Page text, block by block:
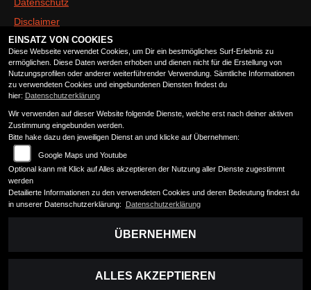
Disclaimer
Barrierefreiheit
ÖFFNUNGSZEITEN
Montag:
geschlossen
Dienstag:
09:00 - 13:00 und 14:00 - 18:00
Mittwoch:
Donnerstag:
09:00 - 13:00 und 14:00 - 18:00
Freitag:
Samstag:
09:00 - 13:00
Sonntag:
EINSATZ VON COOKIES
Diese Webseite verwendet Cookies, um Dir ein bestmögliches Surf-Erlebnis zu
ermöglichen. Diese Daten werden erhoben und dienen nicht für die Erstellung von
Nutzungsprofilen oder anderer weiterführender Verwendung. Sämtliche Informationen
zu verwendeten Cookies und eingebundenen Diensten findest du
hier: Datenschutzerklärung
Wir verwenden auf dieser Website folgende Dienste, welche erst nach deiner aktiven
Zustimmung eingebunden werden.
Bitte hake dazu den jeweiligen Dienst an und klicke auf Übernehmen:
Google Maps und Youtube
Optional kann mit Klick auf Alles akzeptieren der Nutzung aller Dienste zugestimmt
werden
Detailierte Informationen zu den verwendeten Cookies und deren Bedeutung findest du
in unserer Datenschutzerklärung:
Datenschutzerklärung
ÜBERNEHMEN
ALLES AKZEPTIEREN